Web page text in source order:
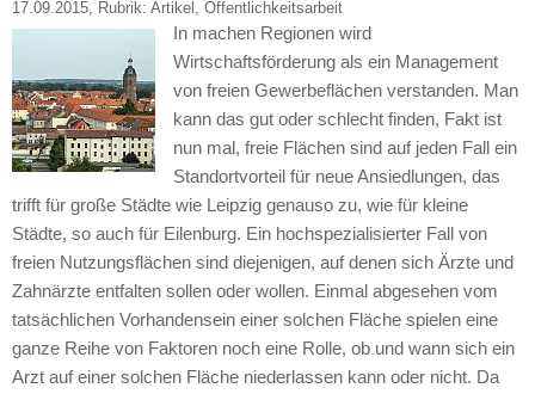
17.09.2015, Rubrik: Artikel , Öffentlichkeitsarbeit
In machen Regionen wird
Wirtschaftsförderung als ein Management
von freien Gewerbeflächen verstanden. Man
kann das gut oder schlecht finden, Fakt ist
nun mal, freie Flächen sind auf jeden Fall ein
Standortvorteil für neue Ansiedlungen, das
trifft für große Städte wie Leipzig genauso zu, wie für kleine
Städte, so auch für Eilenburg. Ein hochspezialisierter Fall von
freien Nutzungsflächen sind diejenigen, auf denen sich Ärzte und
Zahnärzte entfalten sollen oder wollen. Einmal abgesehen vom
tatsächlichen Vorhandensein einer solchen Fläche spielen eine
ganze Reihe von Faktoren noch eine Rolle, ob und wann sich ein
Arzt auf einer solchen Fläche niederlassen kann oder nicht. Da